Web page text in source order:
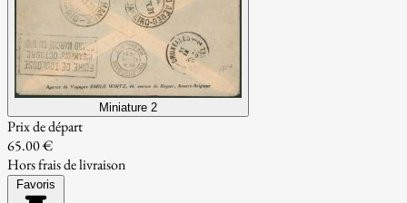
Miniature 2
Prix de départ
65.00 €
Hors frais de livraison
Favoris